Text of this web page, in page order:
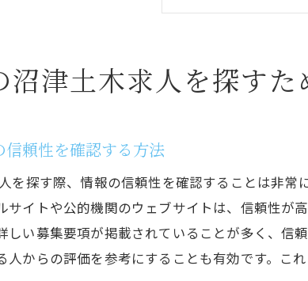
効果的な履
ネットワー
沼津市で見つ
沼津市の地
ライフス
沼津市の自
地域特性を
沼津土木求人を探す
信頼性を確認する方法
を探す際、情報の信頼性を確認することは非
サイトや公的機関のウェブサイトは、信頼性が
しい募集要項が掲載されていることが多く、信
人からの評価を参考にすることも有効です。こ